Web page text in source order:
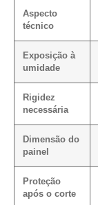
Aspecto
técnico
Exposição à
umidade
Rigidez
necessária
Dimensão do
painel
Proteção
após o corte